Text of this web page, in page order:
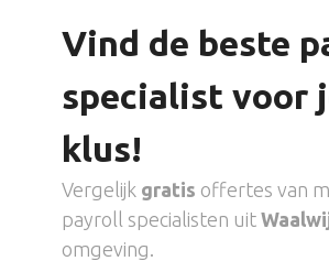
Vind de beste
specialist voor
klus!
Vergelijk gratis offertes van
payroll specialisten uit
omgeving.